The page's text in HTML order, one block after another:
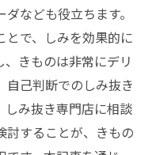
なども役立ちます。
とで、しみを効果的に
きものは非常にデリ
自己判断でのしみ抜き
しみ抜き専門店に相談
討することが、きもの